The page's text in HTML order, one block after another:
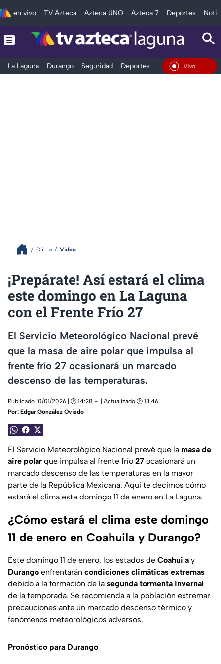
en vivo TV Azteca Azteca UNO Azteca 7 Deportes
La Laguna Durango Seguridad Deportes Entretenimiento
En Vivo
Clima Video
¡Prepárate! Así estará el clima
este domingo en La Laguna
con el Frente Frío 27
El Servicio Meteorológico Nacional prevé
que la masa de aire polar que impulsa al
frente frío 27 ocasionará un marcado
descenso de las temperaturas.
Publicado 10/01/2026 | 🕑 14:28
| Actualizado 🕑 13:46
Por: Edgar González Oviedo
El Servicio Meteorológico Nacional prevé que la masa de
aire polar que impulsa al frente frío 27 ocasionará un
marcado descenso de las temperaturas en la mayor
parte de la República Mexicana. Aquí te decimos cómo
estará el clima este domingo 11 de enero en La Laguna.
¿Cómo estará el clima este domingo
11 de enero en Coahuila y Durango?
Este domingo 11 de enero, los estados de Coahuila y
Durango enfrentarán condiciones climáticas extremas
debido a la formación de la segunda tormenta invernal
de la temporada. Se recomienda a la población extremar
precauciones ante un marcado descenso térmico y
fenómenos meteorológicos adversos.
Pronóstico para Durango